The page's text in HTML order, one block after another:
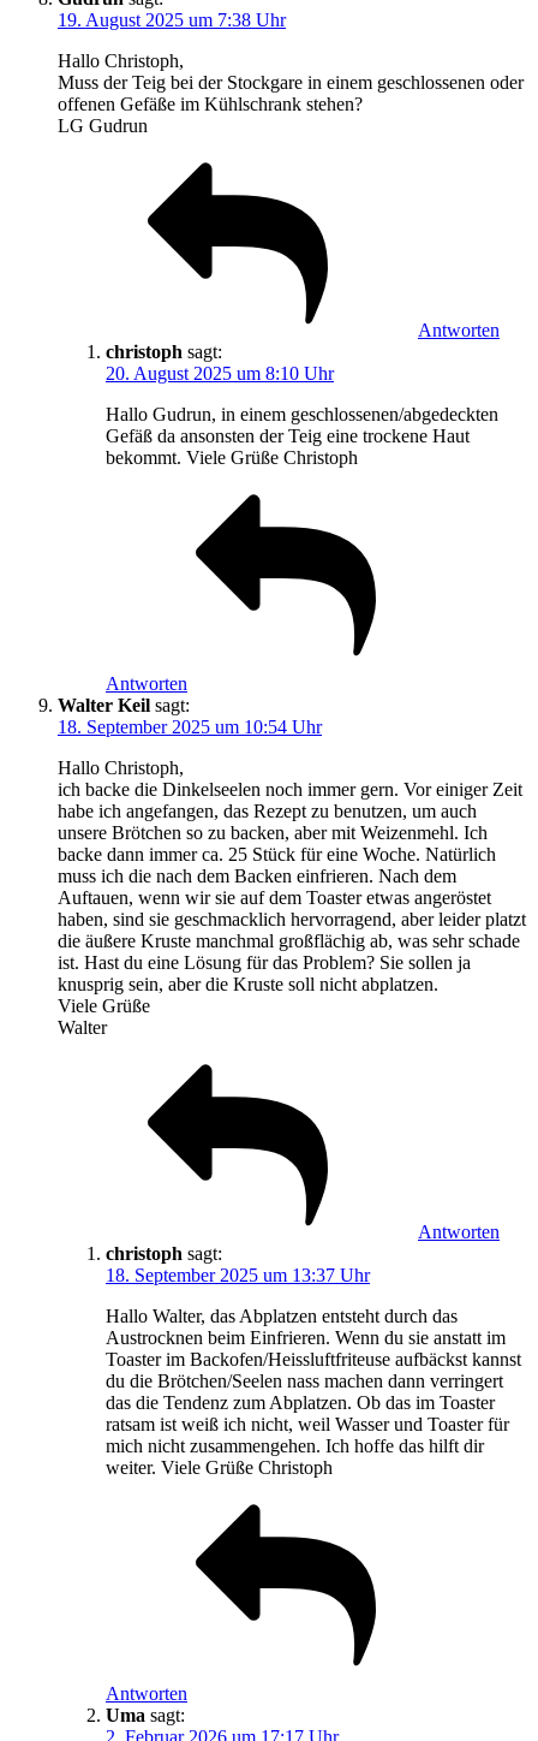
19. August 2025 um 7:38 Uhr
Hallo Christoph,
Muss der Teig bei der Stockgare in einem geschlossenen oder
offenen Gefäße im Kühlschrank stehen?
LG Gudrun
Antworten
christoph sagt:
20. August 2025 um 8:10 Uhr
Hallo Gudrun, in einem geschlossenen/abgedeckten
Gefäß da ansonsten der Teig eine trockene Haut
bekommt. Viele Grüße Christoph
Antworten
Walter Keil sagt:
18. September 2025 um 10:54 Uhr
Hallo Christoph,
ich backe die Dinkelseelen noch immer gern. Vor einiger Zeit
habe ich angefangen, das Rezept zu benutzen, um auch
unsere Brötchen so zu backen, aber mit Weizenmehl. Ich
backe dann immer ca. 25 Stück für eine Woche. Natürlich
muss ich die nach dem Backen einfrieren. Nach dem
Auftauen, wenn wir sie auf dem Toaster etwas angeröstet
haben, sind sie geschmacklich hervorragend, aber leider platzt
die äußere Kruste manchmal großflächig ab, was sehr schade
ist. Hast du eine Lösung für das Problem? Sie sollen ja
knusprig sein, aber die Kruste soll nicht abplatzen.
Viele Grüße
Walter
Antworten
christoph sagt:
18. September 2025 um 13:37 Uhr
Hallo Walter, das Abplatzen entsteht durch das
Austrocknen beim Einfrieren. Wenn du sie anstatt im
Toaster im Backofen/Heissluftfriteuse aufbäckst kannst
du die Brötchen/Seelen nass machen dann verringert
das die Tendenz zum Abplatzen. Ob das im Toaster
ratsam ist weiß ich nicht, weil Wasser und Toaster für
mich nicht zusammengehen. Ich hoffe das hilft dir
weiter. Viele Grüße Christoph
Antworten
Uma sagt: